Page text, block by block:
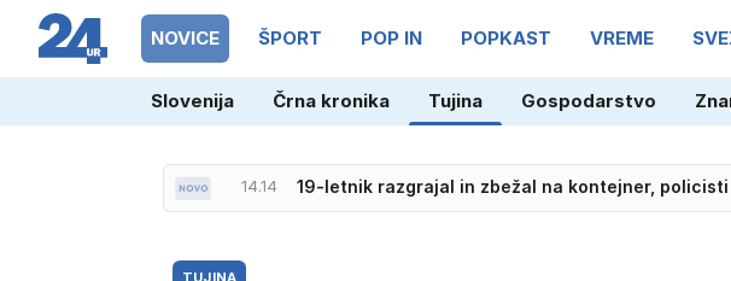
NOVICE ŠPORT POP IN POPKAST VREME
Slovenija Črna kronika Tujina Gospodarstvo
14.14 19-letnik razgrajal in zbežal na kontejner,
TUJINA